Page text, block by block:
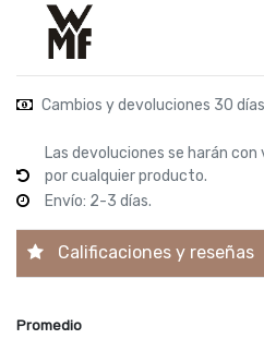
Cambios y devoluciones 30
Las devoluciones se harán
por cualquier producto.
Envío: 2-3 días.
Calificaciones y reseñas
Promedio